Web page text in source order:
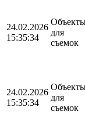
24.02.2026
15:35:34
для
съемок
24.02.2026
15:35:34
для
съемок